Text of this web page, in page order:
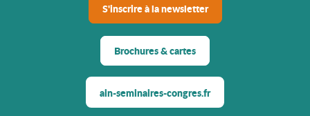
S'inscrire à la newsletter
Brochures & cartes
ain-seminaires-congres.fr